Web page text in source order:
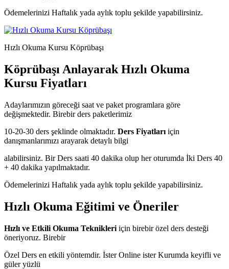
Ödemelerinizi Haftalık yada aylık toplu şekilde yapabilirsiniz.
Hızlı Okuma Kursu Köprübaşı
Köprübaşı Anlayarak Hızlı Okuma
Kursu Fiyatları
Adaylarımızın göreceği saat ve paket programlara göre
değişmektedir. Birebir ders paketlerimiz
10-20-30 ders şeklinde olmaktadır. Ders Fiyatları için
danışmanlarımızı arayarak detaylı bilgi
alabilirsiniz. Bir Ders saati 40 dakika olup her oturumda İki Ders 40
+ 40 dakika yapılmaktadır.
Ödemelerinizi Haftalık yada aylık toplu şekilde yapabilirsiniz.
Hızlı Okuma Eğitimi ve Öneriler
Hızlı ve Etkili Okuma Teknikleri için birebir özel ders desteği
öneriyoruz. Birebir
Özel Ders en etkili yöntemdir. İster Online ister Kurumda keyifli ve
güler yüzlü